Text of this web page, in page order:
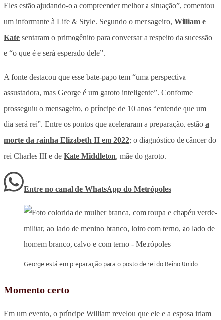
Eles estão ajudando-o a compreender melhor a situação”, comentou
um informante à Life & Style. Segundo o mensageiro, William e
Kate sentaram o primogênito para conversar a respeito da sucessão
e “o que é e será esperado dele”.
A fonte destacou que esse bate-papo tem “uma perspectiva
assustadora, mas George é um garoto inteligente”. Conforme
prosseguiu o mensageiro, o príncipe de 10 anos “entende que um
dia será rei”. Entre os pontos que aceleraram a preparação, estão a
morte da rainha Elizabeth II em 2022; o diagnóstico de câncer do
rei Charles III e de Kate Middleton, mãe do garoto.
Entre no canal de WhatsApp do Metrópoles
George está em preparação para o posto de rei do Reino Unido
Momento certo
Em um evento, o príncipe William revelou que ele e a esposa iriam